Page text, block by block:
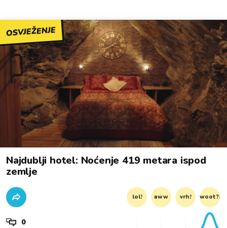
OSVJEŽENJE
Najdublji hotel: Noćenje 419 metara ispod
zemlje
lol! aww vrh! woot?!
0